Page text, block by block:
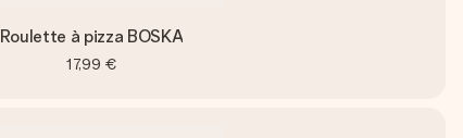
Roulette à pizza BOSKA
17,99 €